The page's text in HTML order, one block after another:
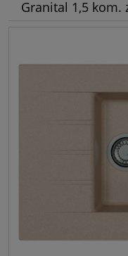
Granital 1,5 kom.